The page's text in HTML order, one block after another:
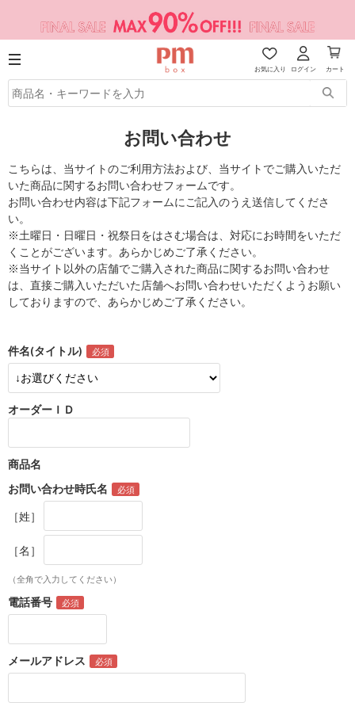
お気に入り ログイン カート
お問い合わせ
こちらは、当サイトのご利用方法および、当サイトでご購入いただ
いた商品に関するお問い合わせフォームです。
お問い合わせ内容は下記フォームにご記入のうえ送信してくださ
い。
※土曜日・日曜日・祝祭日をはさむ場合は、対応にお時間をいただ
くことがございます。あらかじめご了承ください。
※当サイト以外の店舗でご購入された商品に関するお問い合わせ
は、直接ご購入いただいた店舗へお問い合わせいただくようお願い
しておりますので、あらかじめご了承ください。
件名(タイトル)
オーダーＩＤ
商品名
お問い合わせ時氏名
［姓］
［名］
（全角で入力してください）
電話番号
メールアドレス